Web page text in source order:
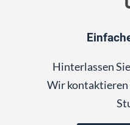
Hinterlassen
Wir kontaktieren